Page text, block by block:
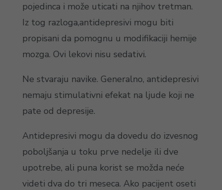
pojedinca i može uticati na njihov tretman.
Iz tog razloga,antidepresivi mogu biti
propisani da pomognu u modifikaciji hemije
mozga. Ovi lekovi nisu sedativi.
Ne stvaraju navike. Generalno, antidepresivi
nemaju stimulativni efekat na ljude koji ne
pate od depresije.
Antidepresivi mogu da dovedu do izvesnog
poboljšanja u toku prve nedelje ili dve
upotrebe, ali puna korist se možda neće
videti dva do tri meseca. Ako pacijent oseti